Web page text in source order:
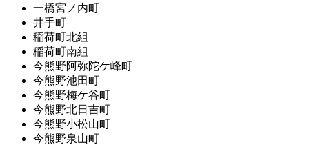
一橋宮ノ内町
井手町
稲荷町北組
稲荷町南組
今熊野阿弥陀ケ峰町
今熊野池田町
今熊野梅ケ谷町
今熊野北日吉町
今熊野小松山町
今熊野泉山町